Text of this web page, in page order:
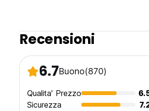
Recensioni
6.7Buono(870)
Qualita' Prezzo
Sicurezza